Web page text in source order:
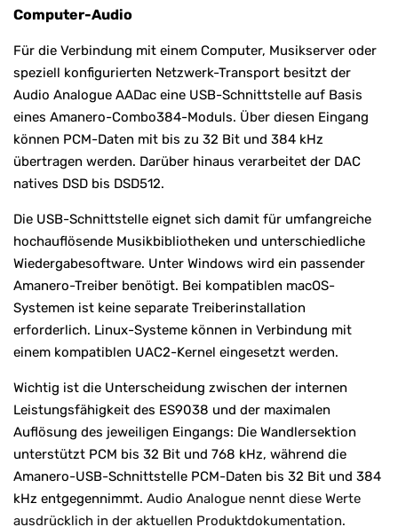
Computer-Audio
Für die Verbindung mit einem Computer, Musikserver oder
speziell konfigurierten Netzwerk-Transport besitzt der
Audio Analogue AADac eine USB-Schnittstelle auf Basis
eines Amanero-Combo384-Moduls. Über diesen Eingang
können PCM-Daten mit bis zu 32 Bit und 384 kHz
übertragen werden. Darüber hinaus verarbeitet der DAC
natives DSD bis DSD512.
Die USB-Schnittstelle eignet sich damit für umfangreiche
hochauflösende Musikbibliotheken und unterschiedliche
Wiedergabesoftware. Unter Windows wird ein passender
Amanero-Treiber benötigt. Bei kompatiblen macOS-
Systemen ist keine separate Treiberinstallation
erforderlich. Linux-Systeme können in Verbindung mit
einem kompatiblen UAC2-Kernel eingesetzt werden.
Wichtig ist die Unterscheidung zwischen der internen
Leistungsfähigkeit des ES9038 und der maximalen
Auflösung des jeweiligen Eingangs: Die Wandlersektion
unterstützt PCM bis 32 Bit und 768 kHz, während die
Amanero-USB-Schnittstelle PCM-Daten bis 32 Bit und 384
kHz entgegennimmt. Audio Analogue nennt diese Werte
ausdrücklich in der aktuellen Produktdokumentation.